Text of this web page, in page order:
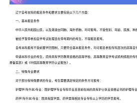
辽宁自考本科的报名条件和要求主要包括以下几个方面：
一、基本报名条件
中华人民共和国公民，以及港澳台同胞、海外侨胞，均可报考。不受性别、年龄、民族、种
被给予暂停参加自学考试处理且在停考期内的考生，不得报名报考。
自考本科报考不受前置学历限制，只要符合基本报名条件，均可报名参加专科层次的高等自学
申请本科毕业的考生，须持具有学历教育资格的高等学校、高等教育自学考试机构颁发的专
册备案表》或《中国高等教育学历认证报告》。
二、特殊专业要求
对于部分有特殊要求的专业，考生需要满足特定的条件方可报考：
护理学(专升本)专业：限护理学专业专科毕业且目前在岗的具有护士执业资格证书的护理专业
药学(专升本)专业：限具有医学类、药学类等相关专业专科以上学历的学员报考。